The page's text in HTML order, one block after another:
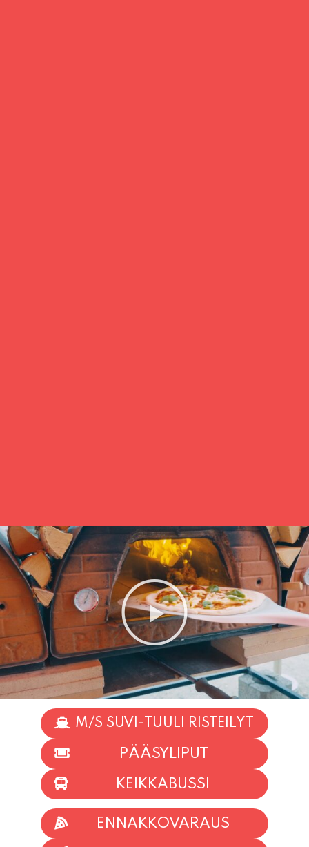
M/S SUVI-TUULI RISTEILYT
PÄÄSYLIPUT
KEIKKABUSSI
TAPAHTUMAT
INFO